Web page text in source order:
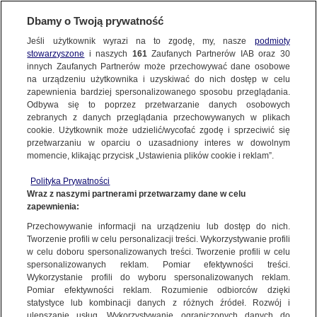
FAKTY | FAKTY PO POŁUDNIU
Nie milkną komentarza po śmierci Kamila. Ofiar "będzie jeszcze więcej, jeśli
nie zmienimy tego, co nie działa"
NAJNOWSZE
ZOBACZ FAKTY
FAKTY PO FAKTACH
FAKTY O ŚWIECIE
WIĘCEJ
KANAŁY
Dzień dobry!
Jedno konto do wszystkich usług
Dbamy o Twoją prywatność
Jeśli użytkownik wyrazi na to zgodę, my, nasze podmioty
stowarzyszone i naszych 161Zaufanych Partnerów IAB oraz 30
innych Zaufanych Partnerów może przechowywać dane osobowe
na urządzeniu użytkownika i uzyskiwać do nich dostęp w celu
zapewnienia bardziej spersonalizowanego sposobu przeglądania.
Odbywa się to poprzez przetwarzanie danych osobowych
zebranych z danych przeglądania przechowywanych w plikach
cookie. Użytkownik może udzielić/wycofać zgodę i sprzeciwić się
przetwarzaniu w oparciu o uzasadniony interes w dowolnym
momencie, klikając przycisk „Ustawienia plików cookie i reklam”.
Polityka Prywatności
Wraz z naszymi partnerami przetwarzamy dane w celu
zapewnienia:
Przechowywanie informacji na urządzeniu lub dostęp do nich.
Tworzenie profili w celu personalizacji treści. Wykorzystywanie profili
w celu doboru spersonalizowanych treści. Tworzenie profili w celu
spersonalizowanych reklam. Pomiar efektywności treści.
Wykorzystanie profili do wyboru spersonalizowanych reklam.
Pomiar efektywności reklam. Rozumienie odbiorców dzięki
statystyce lub kombinacji danych z różnych źródeł. Rozwój i